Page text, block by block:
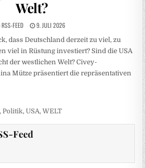
Welt?
RSS-FEED 9. JULI 2026
dass Deutschland derzeit zu viel, zu
viel in Rüstung investiert? Sind die USA
der westlichen Welt? Civey-
Mütze präsentiert die repräsentativen
,Politik,USA,WELT
Feed